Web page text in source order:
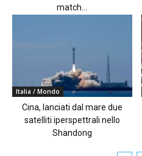
match...
Italia / Mondo
Cina, lanciati dal mare due
satelliti iperspettrali nello
Shandong